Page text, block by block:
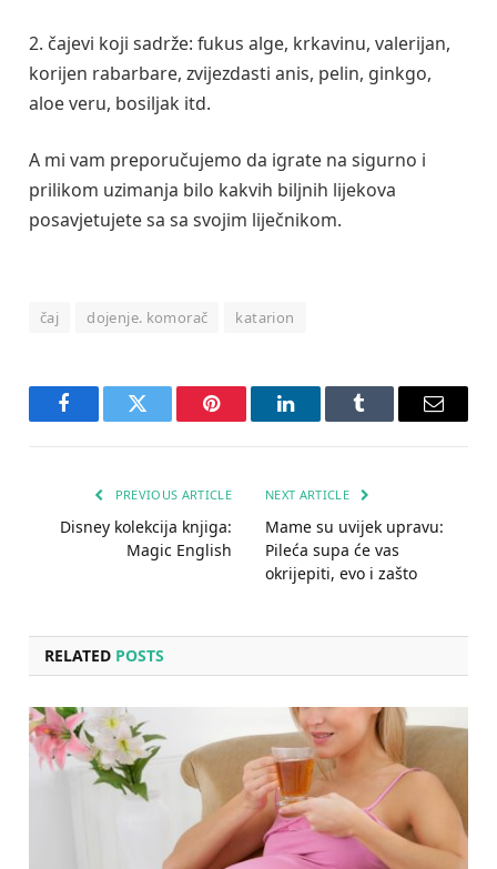
2. čajevi koji sadrže: fukus alge, krkavinu, valerijan,
korijen rabarbare, zvijezdasti anis, pelin, ginkgo,
aloe veru, bosiljak itd.
A mi vam preporučujemo da igrate na sigurno i
prilikom uzimanja bilo kakvih biljnih lijekova
posavjetujete sa sa svojim liječnikom.
čaj dojenje. komorač katarion
FacebookTwitter Pinterest LinkedInTumblr Email
PREVIOUS ARTICLE
Disney kolekcija knjiga:
Magic English
NEXT ARTICLE
Mame su uvijek upravu:
Pileća supa će vas
okrijepiti, evo i zašto
RELATED POSTS